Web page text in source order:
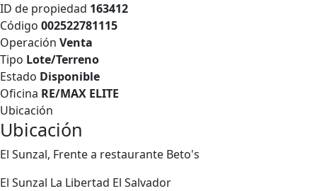
ID de propiedad 163412
Código 002522781115
Operación Venta
Tipo Lote/Terreno
Estado Disponible
Oficina RE/MAX ELITE
Ubicación
Ubicación
El Sunzal, Frente a restaurante Beto's
El Sunzal La Libertad El Salvador